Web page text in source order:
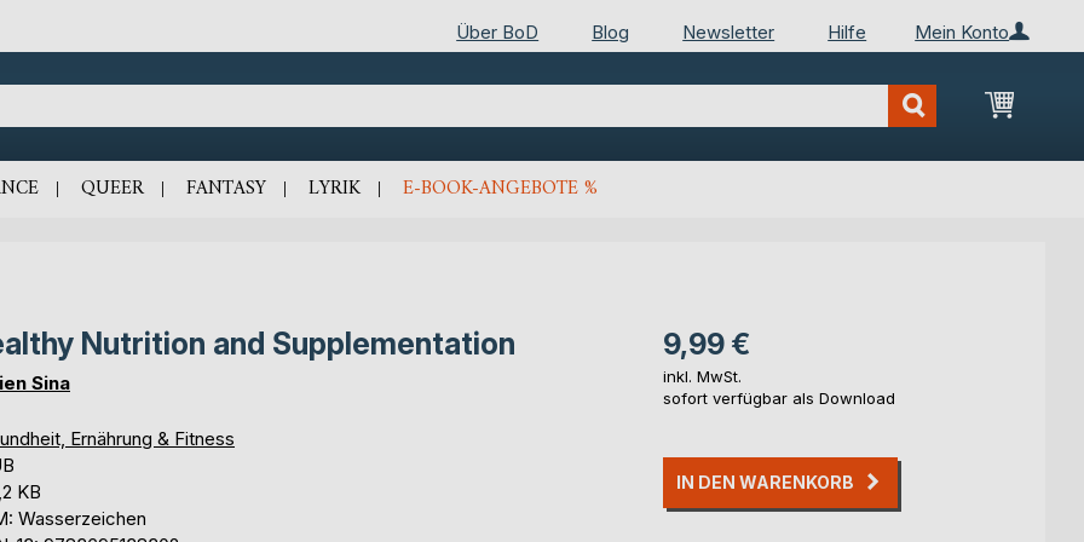
Mein Konto
Über BoD Blog Newsletter Hilfe
Mein
QUEER FANTASY LYRIK E-BOOK-ANGEBOTE %
Nutrition and Supplementation
Sina
Ernährung & Fitness
KB
Wasserzeichen
9,99 €
inkl. MwSt.
sofort verfügbar als Download
IN DEN WARENKORB